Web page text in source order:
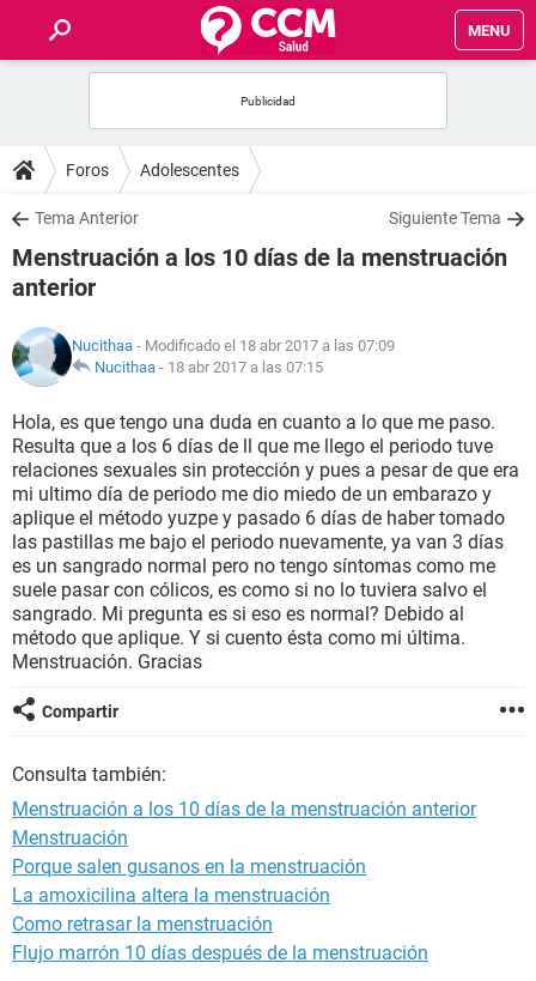
MENU
FOROS
SALUD
FAMILIA
NUTRICIÓN
SEXUALIDAD
GLOSARIO
Foros Adolescentes
Tema Anterior Siguiente Tema
Menstruación a los 10 días de la menstruación
anterior
Nucithaa - Modificado el 18 abr 2017 a las 07:09
Nucithaa - 18 abr 2017 a las 07:15
Hola, es que tengo una duda en cuanto a lo que me paso.
Resulta que a los 6 días de ll que me llego el periodo tuve
relaciones sexuales sin protección y pues a pesar de que era
mi ultimo día de periodo me dio miedo de un embarazo y
aplique el método yuzpe y pasado 6 días de haber tomado
las pastillas me bajo el periodo nuevamente, ya van 3 días
es un sangrado normal pero no tengo síntomas como me
suele pasar con cólicos, es como si no lo tuviera salvo el
sangrado. Mi pregunta es si eso es normal? Debido al
método que aplique. Y si cuento ésta como mi última.
Menstruación. Gracias
Compartir
Consulta también:
Menstruación a los 10 días de la menstruación anterior
Menstruación
Porque salen gusanos en la menstruación
La amoxicilina altera la menstruación
Como retrasar la menstruación
Flujo marrón 10 días después de la menstruación